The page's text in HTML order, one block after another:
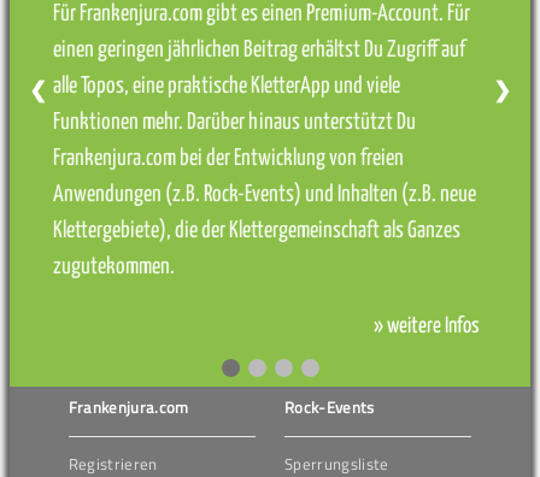
Für Frankenjura.com gibt es einen Premium-Account. Für
einen geringen jährlichen Beitrag erhältst Du Zugriff auf
alle Topos, eine praktische KletterApp und viele
Funktionen mehr. Darüber hinaus unterstützt Du
Frankenjura.com bei der Entwicklung von freien
Anwendungen (z.B. Rock-Events) und Inhalten (z.B. neue
Klettergebiete), die der Klettergemeinschaft als Ganzes
zugutekommen.
» weitere Infos
❮ ❯
Frankenjura.com
Registrieren
Rock-Events
Sperrungsliste